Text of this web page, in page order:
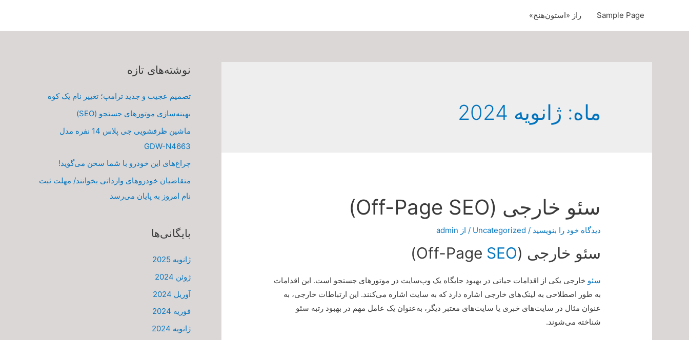
Sample Page راز «استون‌هنج»
ماه: ژانویه 2024
سئو خارجی (Off-Page SEO)
دیدگاه‌ خود را بنویسید /
Uncategorized / از admin
سئو خارجی (Off-PageSEO
)
سئو خارجی یکی از اقدامات حیاتی در بهبود جایگاه یک وب‌سایت در موتورهای جستجو است. این اقدامات
به طور اصطلاحی به لینک‌های خارجی اشاره دارد که به سایت اشاره می‌کنند. این ارتباطات خارجی، به
عنوان مثال در سایت‌های خبری یا سایت‌های معتبر دیگر، به‌عنوان یک عامل مهم در بهبود رتبه سئو
شناخته می‌شوند.
نوشته‌های تازه
تصمیم عجیب و جدید ترامپ؛ تغییر نام یک کوه
بهینه‌سازی موتورهای جستجو (SEO)
ماشین ظرفشویی جی پلاس 14 نفره مدل
GDW-N4663
چراغ‌های این خودرو با شما سخن می‌گوید!
متقاضیان خودروهای وارداتی بخوانند/ مهلت ثبت
نام امروز به پایان می‌رسد
بایگانی‌ها
ژانویه 2025
ژوئن 2024
آوریل 2024
فوریه 2024
ژانویه 2024